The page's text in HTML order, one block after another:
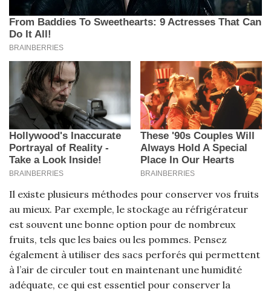
Il existe plusieurs méthodes pour conserver vos fruits
au mieux. Par exemple, le stockage au réfrigérateur
est souvent une bonne option pour de nombreux
fruits, tels que les baies ou les pommes. Pensez
également à utiliser des sacs perforés qui permettent
à l’air de circuler tout en maintenant une humidité
adéquate, ce qui est essentiel pour conserver la